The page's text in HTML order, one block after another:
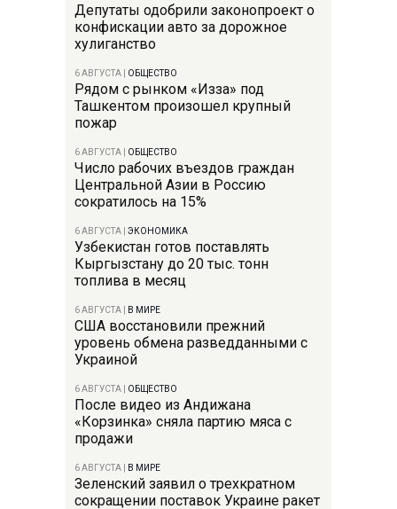
Депутаты одобрили законопроект о
конфискации авто за дорожное
хулиганство
6 АВГУСТА ОБЩЕСТВО
Рядом с рынком «Изза» под
Ташкентом произошел крупный
пожар
6 АВГУСТА ОБЩЕСТВО
Число рабочих въездов граждан
Центральной Азии в Россию
сократилось на 15%
6 АВГУСТА ЭКОНОМИКА
Узбекистан готов поставлять
Кыргызстану до 20 тыс. тонн
топлива в месяц
6 АВГУСТА В МИРЕ
США восстановили прежний
уровень обмена разведданными с
Украиной
6 АВГУСТА ОБЩЕСТВО
После видео из Андижана
«Корзинка» сняла партию мяса с
продажи
6 АВГУСТА В МИРЕ
Зеленский заявил о трехкратном
сокращении поставок Украине ракет